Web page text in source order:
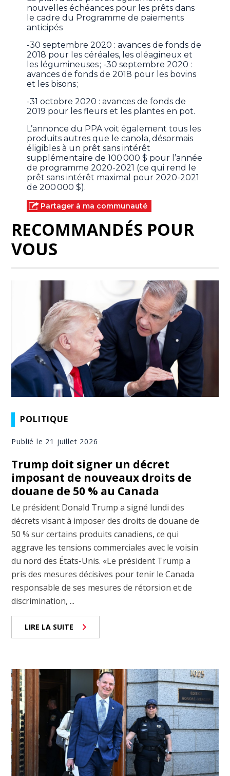
nouvelles échéances pour les prêts dans
le cadre du Programme de paiements
anticipés
-30 septembre 2020 : avances de fonds de
2018 pour les céréales, les oléagineux et
les légumineuses ; -30 septembre 2020 :
avances de fonds de 2018 pour les bovins
et les bisons ;
-31 octobre 2020 : avances de fonds de
2019 pour les fleurs et les plantes en pot.
L’annonce du PPA voit également tous les
produits autres que le canola, désormais
éligibles à un prêt sans intérêt
supplémentaire de 100 000 $ pour l’année
de programme 2020-2021 (ce qui rend le
prêt sans intérêt maximal pour 2020-2021
de 200 000 $).
Partager à ma communauté
RECOMMANDÉS POUR
VOUS
POLITIQUE
Publié le 21 juillet 2026
Trump doit signer un décret
imposant de nouveaux droits de
douane de 50 % au Canada
Le président Donald Trump a signé lundi des
décrets visant à imposer des droits de douane de
50 % sur certains produits canadiens, ce qui
aggrave les tensions commerciales avec le voisin
du nord des États-Unis. «Le président Trump a
pris des mesures décisives pour tenir le Canada
responsable de ses mesures de rétorsion et de
discrimination, ...
LIRE LA SUITE